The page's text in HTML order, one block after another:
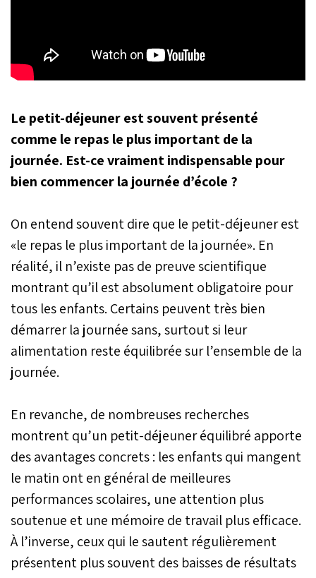
Le petit-déjeuner est souvent présenté
comme le repas le plus important de la
journée. Est-ce vraiment indispensable pour
bien commencer la journée d’école ?
On entend souvent dire que le petit-déjeuner est
«le repas le plus important de la journée». En
réalité, il n’existe pas de preuve scientifique
montrant qu’il est absolument obligatoire pour
tous les enfants. Certains peuvent très bien
démarrer la journée sans, surtout si leur
alimentation reste équilibrée sur l’ensemble de la
journée.
En revanche, de nombreuses recherches
montrent qu’un petit-déjeuner équilibré apporte
des avantages concrets : les enfants qui mangent
le matin ont en général de meilleures
performances scolaires, une attention plus
soutenue et une mémoire de travail plus efficace.
À l’inverse, ceux qui le sautent régulièrement
présentent plus souvent des baisses de résultats